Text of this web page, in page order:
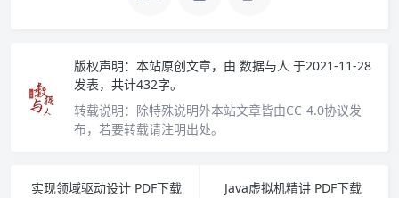
版权声明： 本站原创文章，由 数据与人 于2021-11-28
发表，共计432字。
转载说明： 除特殊说明外本站文章皆由CC-4.0协议发
布，若要转载请注明出处。
实现领域驱动设计 PDF下载
Java虚拟机精讲 PDF下载